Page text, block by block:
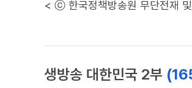
< ⓒ 한국정책방송원 무단전재
생방송 대한민국 2부